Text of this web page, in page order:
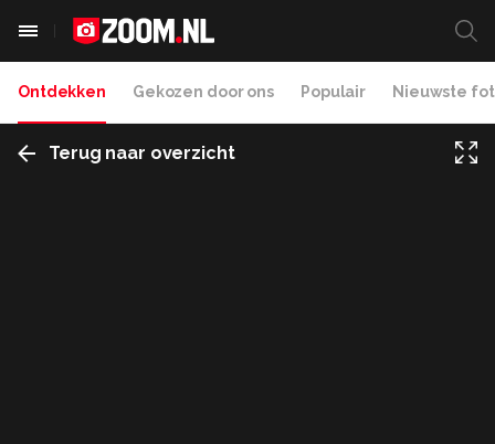
Ontdekken Gekozen door ons Populair Nieuwste
Terug naar overzicht